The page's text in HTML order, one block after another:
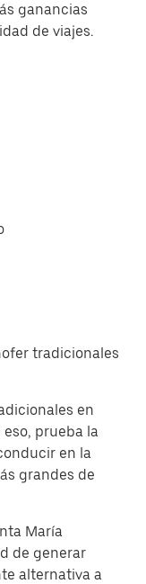
ganancias
de viajes.
tradicionales
en
prueba la
en la
grandes de
María
de generar
alternativa a